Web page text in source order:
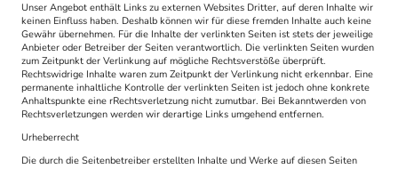
Unser Angebot enthält Links zu externen Websites Dritter, auf deren Inhalte wir
keinen Einfluss haben. Deshalb können wir für diese fremden Inhalte auch keine
Gewähr übernehmen. Für die Inhalte der verlinkten Seiten ist stets der jeweilige
Anbieter oder Betreiber der Seiten verantwortlich. Die verlinkten Seiten wurden
zum Zeitpunkt der Verlinkung auf mögliche Rechtsverstöße überprüft.
Rechtswidrige Inhalte waren zum Zeitpunkt der Verlinkung nicht erkennbar. Eine
permanente inhaltliche Kontrolle der verlinkten Seiten ist jedoch ohne konkrete
Anhaltspunkte eine rRechtsverletzung nicht zumutbar. Bei Bekanntwerden von
Rechtsverletzungen werden wir derartige Links umgehend entfernen.
Urheberrecht
Die durch die Seitenbetreiber erstellten Inhalte und Werke auf diesen Seiten